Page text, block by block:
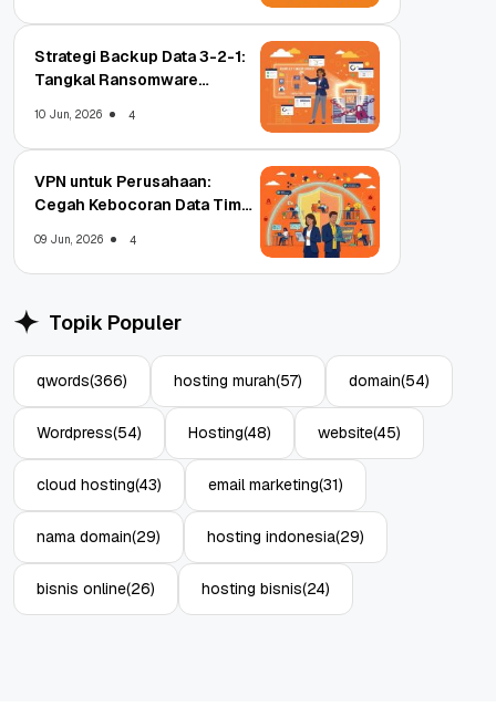
Strategi Backup Data 3-2-1:
Tangkal Ransomware
10 Jun, 2026 4
VPN untuk Perusahaan:
Cegah Kebocoran Data Tim
09 Jun, 2026 4
Topik Populer
qwords(366) hosting murah(57) domain(54)
Wordpress(54) Hosting(48) website(45)
cloud hosting(43) email marketing(31)
nama domain(29) hosting indonesia(29)
bisnis online(26) hosting bisnis(24)